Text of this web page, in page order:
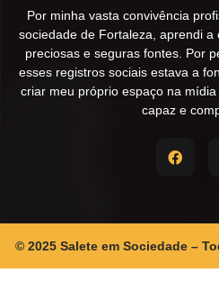
Por minha vasta convivência
sociedade de Fortaleza, aprendi
preciosas e seguras fontes. Por
esses registros sociais estava a
criar meu próprio espaço na
capaz e
© 2025 Salete em Sociedade –